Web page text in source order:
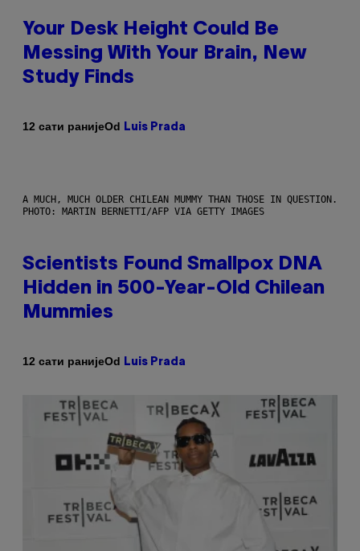
Your Desk Height Could Be
Messing With Your Brain, New
Study Finds
12 сати ранијеOd Luis Prada
A MUCH, MUCH OLDER CHILEAN MUMMY THAN THOSE IN QUESTION.
PHOTO: MARTIN BERNETTI/AFP VIA GETTY IMAGES
Scientists Found Smallpox DNA
Hidden in 500-Year-Old Chilean
Mummies
12 сати ранијеOd Luis Prada